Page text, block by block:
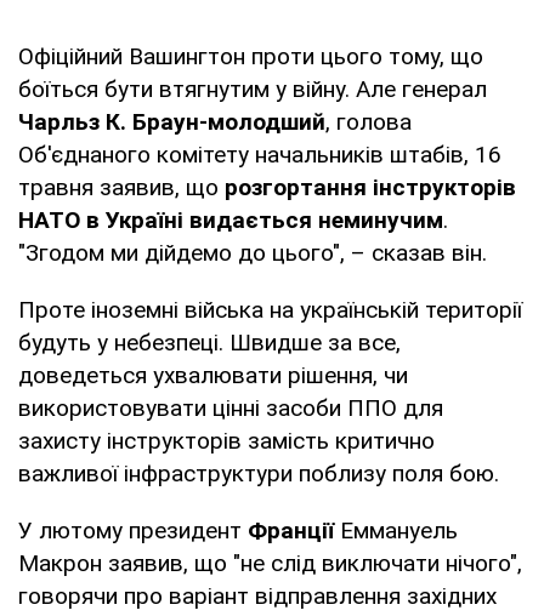
Офіційний Вашингтон проти цього тому, що
боїться бути втягнутим у війну. Але генерал
Чарльз К. Браун-молодший, голова
Об'єднаного комітету начальників штабів, 16
травня заявив, що розгортання інструкторів
НАТО в Україні видається неминучим.
"Згодом ми дійдемо до цього", – сказав він.
Проте іноземні війська на українській території
будуть у небезпеці. Швидше за все,
доведеться ухвалювати рішення, чи
використовувати цінні засоби ППО для
захисту інструкторів замість критично
важливої інфраструктури поблизу поля бою.
У лютому президент ФранціїЕммануель
Макрон заявив, що "не слід виключати нічого",
говорячи про варіант відправлення західних